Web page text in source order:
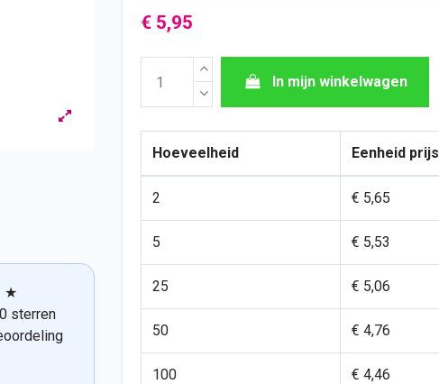
★
sterren
€ 5,95
In mijn winkelwagen
Hoeveelheid Eenheid prijs
2 € 5,65
5 € 5,53
25 € 5,06
50 € 4,76
100 € 4,46